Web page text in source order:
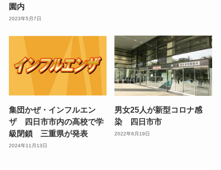
園内
2023年5月7日
集団かぜ・インフルエン
ザ 四日市市内の高校で学
級閉鎖 三重県が発表
2024年11月13日
男女25人が新型コロナ感
染 四日市市
2022年6月19日